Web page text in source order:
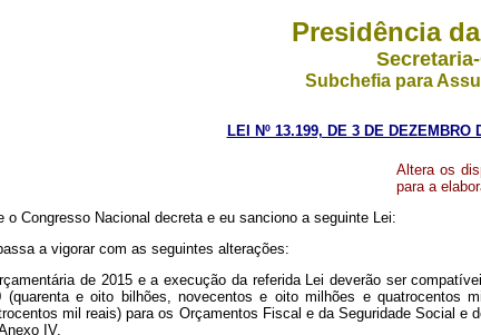
Presidência
Secretaria-
Subchefia para
LEI Nº 13.199, DE 3 DE DEZEMBRO
Altera os
para a
o Congresso Nacional decreta e eu sanciono a seguinte Lei:
a vigorar com as seguintes alterações:
de 2015 e a execução da referida Lei deverão ser
(quarenta e oito bilhões, novecentos e oito milhões e quatrocentos
mil reais) para os Orçamentos Fiscal e da Seguridade Social e
IV.